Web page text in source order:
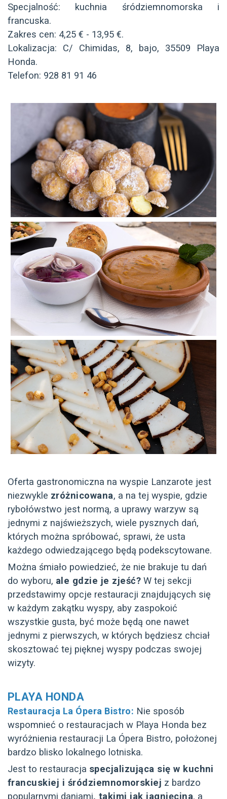
Specjalność: kuchnia śródziemnomorska i
francuska.
Zakres cen: 4,25 € - 13,95 €.
Lokalizacja: C/ Chimidas, 8, bajo, 35509 Playa
Honda.
Telefon: 928 81 91 46
Oferta gastronomiczna na wyspie Lanzarote jest
niezwykle zróżnicowana, a na tej wyspie, gdzie
rybołówstwo jest normą, a uprawy warzyw są
jednymi z najświeższych, wiele pysznych dań,
których można spróbować, sprawi, że usta
każdego odwiedzającego będą podekscytowane.
Można śmiało powiedzieć, że nie brakuje tu dań
do wyboru, ale gdzie je zjeść? W tej sekcji
przedstawimy opcje restauracji znajdujących się
w każdym zakątku wyspy, aby zaspokoić
wszystkie gusta, być może będą one nawet
jednymi z pierwszych, w których będziesz chciał
skosztować tej pięknej wyspy podczas swojej
wizyty.
PLAYA HONDA
Restauracja La Ópera Bistro: Nie sposób
wspomnieć o restauracjach w Playa Honda bez
wyróżnienia restauracji La Ópera Bistro, położonej
bardzo blisko lokalnego lotniska.
Jest to restauracja specjalizująca się w kuchni
francuskiej i śródziemnomorskiej z bardzo
popularnymi daniami, takimi jak jagnięcina, a